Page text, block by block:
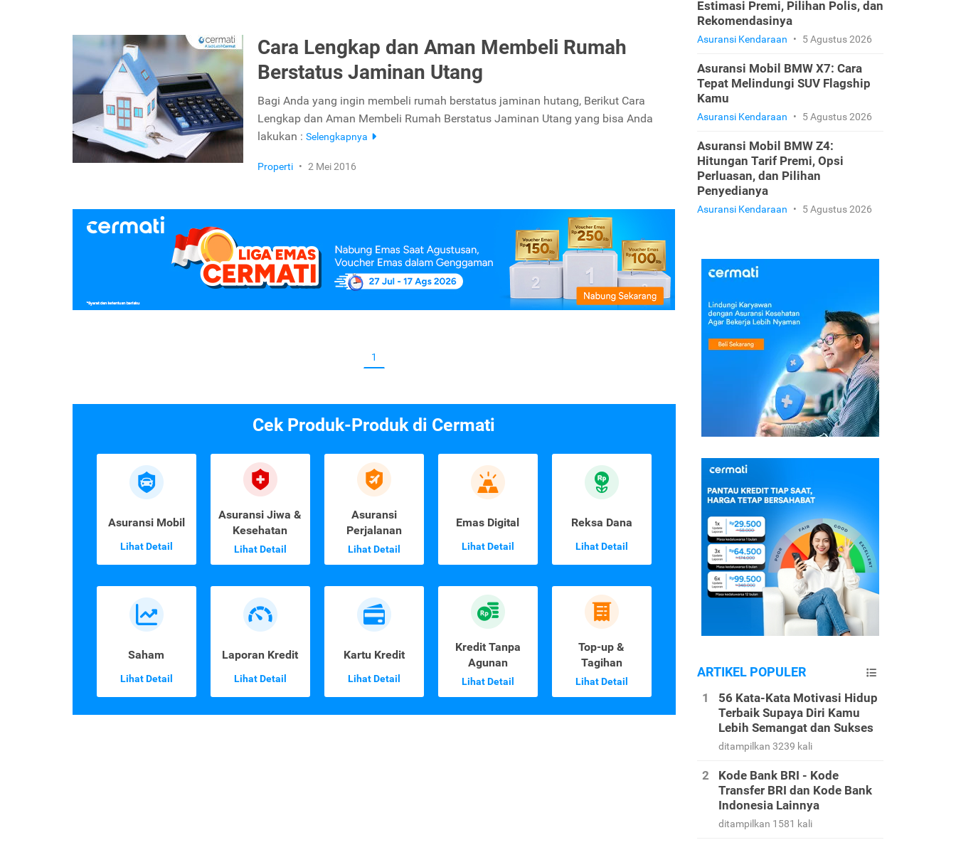
Cara Lengkap dan Aman Membeli Rumah
Berstatus Jaminan Utang
Bagi Anda yang ingin membeli rumah berstatus jaminan hutang, Berikut Cara
Lengkap dan Aman Membeli Rumah Berstatus Jaminan Utang yang bisa Anda
lakukan : Selengkapnya
Properti • 2 Mei 2016
1
Cek Produk-Produk di Cermati
Asuransi Mobil
Lihat Detail
Asuransi Jiwa &
Kesehatan
Lihat Detail
Asuransi
Perjalanan
Lihat Detail
Emas Digital
Lihat Detail
Reksa Dana
Lihat Detail
Saham
Lihat Detail
Laporan Kredit
Lihat Detail
Kartu Kredit
Lihat Detail
Kredit Tanpa
Agunan
Lihat Detail
Top-up &
Tagihan
Lihat Detail
Estimasi Premi, Pilihan Polis, dan
Rekomendasinya
Asuransi Kendaraan • 5 Agustus 2026
Asuransi Mobil BMW X7: Cara
Tepat Melindungi SUV Flagship
Kamu
Asuransi Kendaraan • 5 Agustus 2026
Asuransi Mobil BMW Z4:
Hitungan Tarif Premi, Opsi
Perluasan, dan Pilihan
Penyedianya
Asuransi Kendaraan • 5 Agustus 2026
ARTIKEL POPULER
56 Kata-Kata Motivasi Hidup
Terbaik Supaya Diri Kamu
Lebih Semangat dan Sukses
ditampilkan 3239 kali
Kode Bank BRI - Kode
Transfer BRI dan Kode Bank
Indonesia Lainnya
ditampilkan 1581 kali